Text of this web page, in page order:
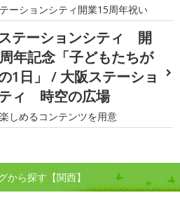
ーションシティ開業15周年祝い
テーションシティ 開
年記念「子どもたちが
1日」 / 大阪ステーショ
ィ 時空の広場
しめるコンテンツを用意
から探す【関西】